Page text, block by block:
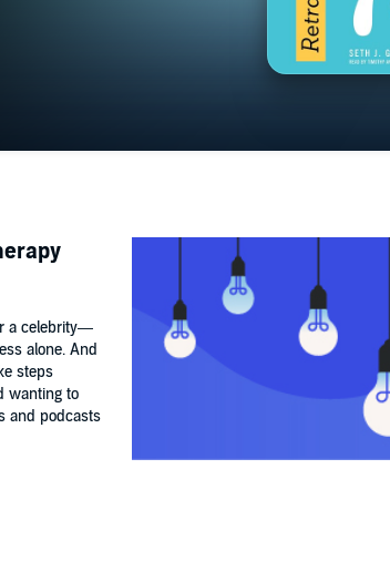
a celebrity—
alone. And
steps
wanting to
and podcasts